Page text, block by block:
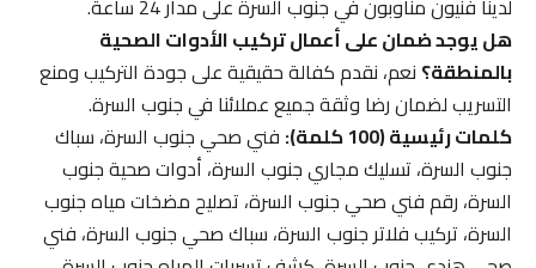
لدينا فنيون مناوبون في جنوب السرة على مدار 24 ساعة.
هل يوجد ضمان على أعمال تركيب الأدوات الصحية
بالمنطقة؟نعم، نقدم كفالة حقيقية على جودة التركيب ومنع
التسريب لضمان رضا وثقة جميع عملائنا في جنوب السرة.
كلمات رئيسية (100 كلمة):
فني صحي جنوب السرة، سباك
جنوب السرة، تسليك مجاري جنوب السرة، أدوات صحية جنوب
السرة، رقم فني صحي جنوب السرة، تصليح مضخات مياه جنوب
السرة، تركيب فلاتر جنوب السرة، سباك صحي جنوب السرة، فني